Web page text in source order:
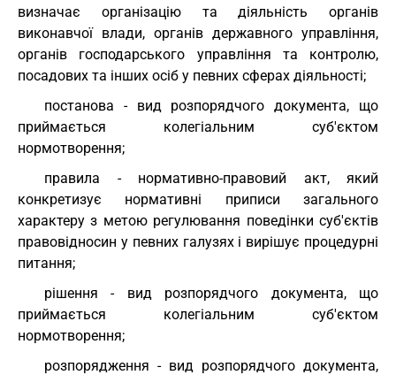
визначає організацію та діяльність органів
виконавчої влади, органів державного управління,
органів господарського управління та контролю,
посадових та інших осіб у певних сферах діяльності;
постанова - вид розпорядчого документа, що
приймається колегіальним суб'єктом
нормотворення;
правила - нормативно-правовий акт, який
конкретизує нормативні приписи загального
характеру з метою регулювання поведінки суб'єктів
правовідносин у певних галузях і вирішує процедурні
питання;
рішення - вид розпорядчого документа, що
приймається колегіальним суб'єктом
нормотворення;
розпорядження - вид розпорядчого документа,